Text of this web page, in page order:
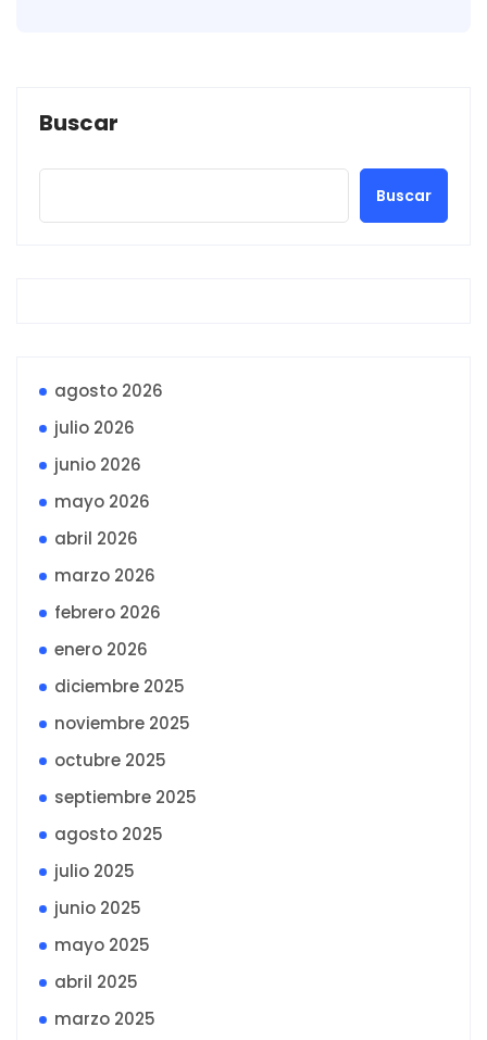
Buscar
Buscar
agosto 2026
julio 2026
junio 2026
mayo 2026
abril 2026
marzo 2026
febrero 2026
enero 2026
diciembre 2025
noviembre 2025
octubre 2025
septiembre 2025
agosto 2025
julio 2025
junio 2025
mayo 2025
abril 2025
marzo 2025